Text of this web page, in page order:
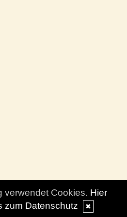
verwendet Cookies. Hier
zum Datenschutz
✖